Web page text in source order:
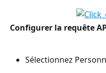
Configurer la requête
Sélectionnez